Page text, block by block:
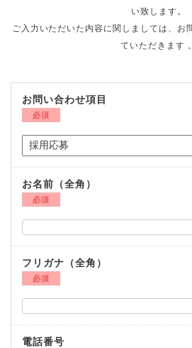
い致します。
ご入力いただいた内容に関しましては、お
ていただきます 。
お問い合わせ項目
必須
お名前（全角）
必須
フリガナ（全角）
必須
電話番号